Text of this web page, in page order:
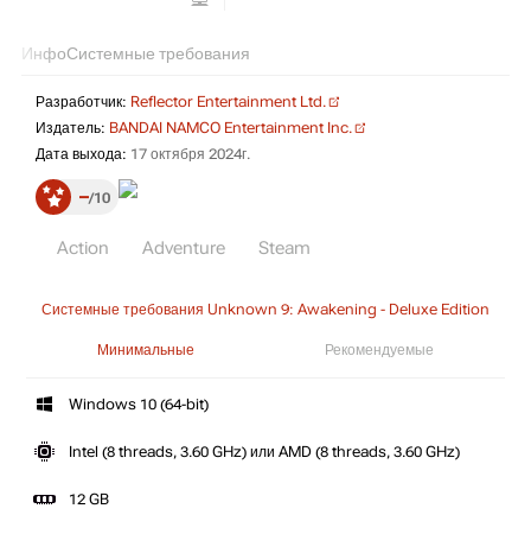
ИнфоСистемные требования
Разработчик: Reflector Entertainment Ltd.
Издатель: BANDAI NAMCO Entertainment Inc.
Дата выхода: 17 октября 2024г.
– 10
Action Adventure Steam
Системные требования Unknown 9: Awakening - Deluxe Edition
Минимальные Рекомендуемые
Windows 10 (64-bit)
Intel (8 threads, 3.60 GHz) или AMD (8 threads, 3.60 GHz)
12 GB